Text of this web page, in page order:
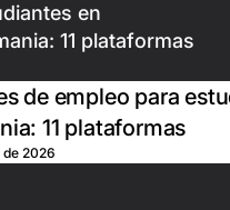
en
11 plataformas
de empleo para
11 plataformas
de 2026